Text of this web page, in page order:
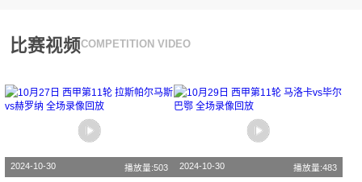
比赛视频COMPETITION VIDEO
2024-10-30 播放量:503 2024-10-30 播放量:483